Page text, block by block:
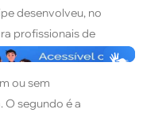
desenvolveu, no
profissionais de
ou sem
O segundo é a